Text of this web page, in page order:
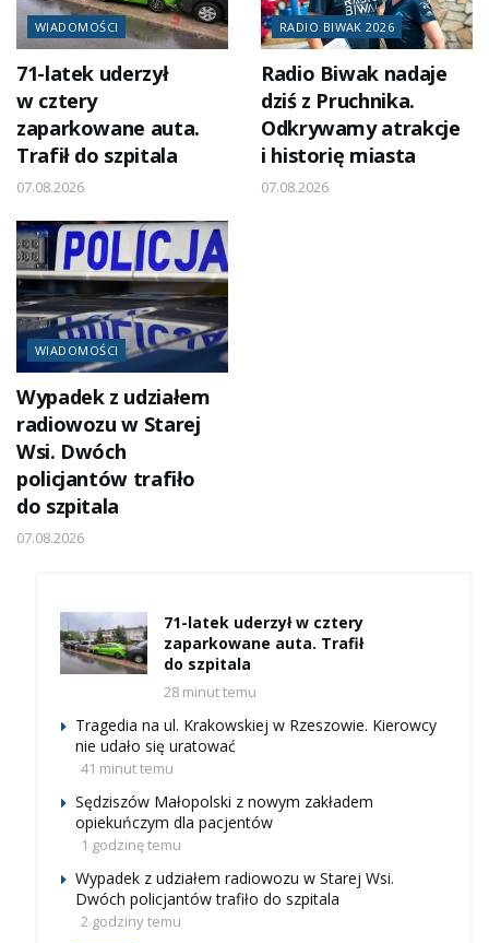
WIADOMOŚCI
71-latek uderzył
w cztery
zaparkowane auta.
Trafił do szpitala
07.08.2026
RADIO BIWAK 2026
Radio Biwak nadaje
dziś z Pruchnika.
Odkrywamy atrakcje
i historię miasta
07.08.2026
WIADOMOŚCI
Wypadek z udziałem
radiowozu w Starej
Wsi. Dwóch
policjantów trafiło
do szpitala
07.08.2026
71-latek uderzył w cztery
zaparkowane auta. Trafił
do szpitala
28 minut temu
Tragedia na ul. Krakowskiej w Rzeszowie. Kierowcy
nie udało się uratować
41 minut temu
Sędziszów Małopolski z nowym zakładem
opiekuńczym dla pacjentów
1 godzinę temu
Wypadek z udziałem radiowozu w Starej Wsi.
Dwóch policjantów trafiło do szpitala
2 godziny temu